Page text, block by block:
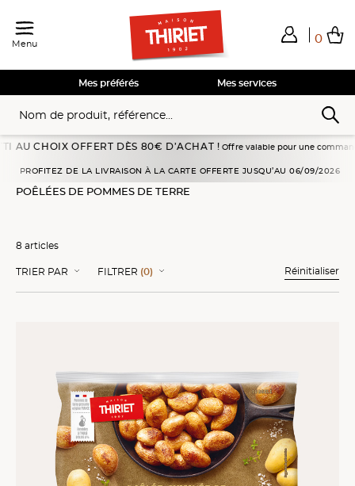
Menu 0
Total de mes achats
Voir mon panier
Voir mon panier
Voir mon panier
Voir mon panier
Mes services
Mes préférés
OFFERT DÈS 80€ D’ACHAT !Offre valable pour une commande
PROFITEZ DE LA LIVRAISON À LA CARTE OFFERTE JUSQU’AU 06/09/2026
POÊLÉES DE POMMES DE TERRE
8 articles
TRIER PAR FILTRER (0) Réinitialiser